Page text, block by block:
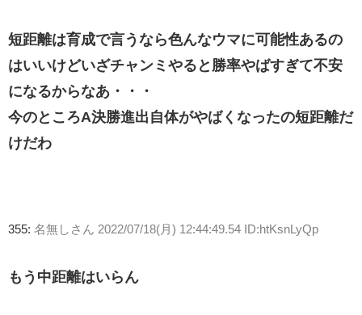
短距離は育成で言うなら色んなウマに可能性あるの
はいいけどいざチャンミやると勝率やばすぎて不安
になるからなあ・・・
今のところA決勝進出自体がやばくなったの短距離だ
けだわ
355: 名無しさん 2022/07/18(月) 12:44:49.54 ID:htKsnLyQp
もう中距離はいらん